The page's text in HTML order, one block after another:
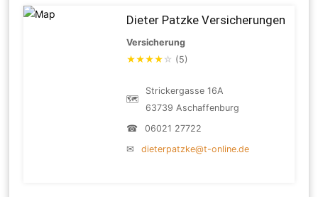
Dieter Patzke Versicherungen
Versicherung
★★★★ ☆ (5)
🗺
Strickergasse 16A
63739 Aschaffenburg
☎
06021 27722
✉
dieterpatzke@t-online.de